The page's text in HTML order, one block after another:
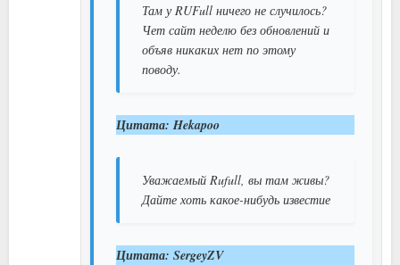
Там у RUFull ничего не случилось?
Чет сайт неделю без обновлений и
объяв никаких нет по этому
поводу.
Цитата: Hekapoo
Уважаемый Rufull, вы там живы?
Дайте хоть какое-нибудь известие
Цитата: SergeyZV